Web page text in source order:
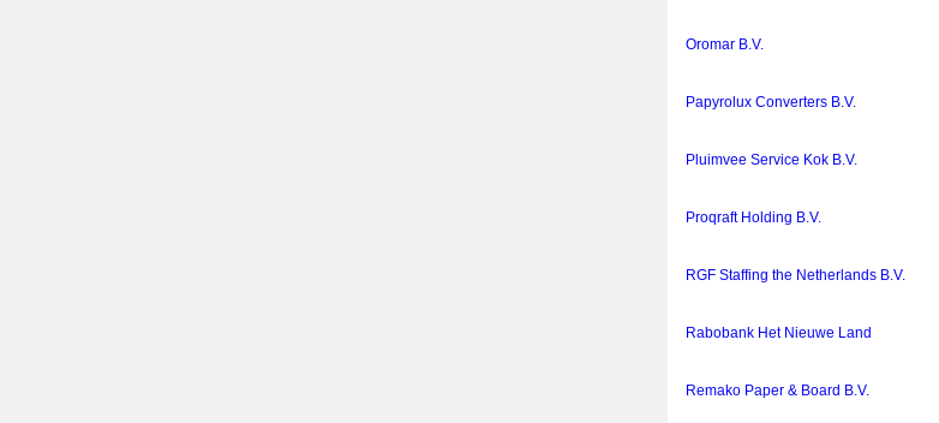
Oromar B.V.
Papyrolux Converters B.V.
Pluimvee Service Kok B.V.
Proqraft Holding B.V.
RGF Staffing the Netherlands B.V.
Rabobank Het Nieuwe Land
Remako Paper & Board B.V.